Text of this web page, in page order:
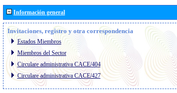
Información general
Invitaciones, registro y otra correspondencia
Estados Miembros
Miembros del Sector
Circulare administrativa CACE/404
Circulare administrativa CACE/427